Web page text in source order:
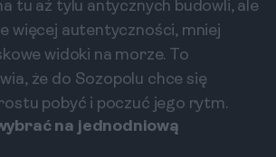
tu aż tylu antycznych budowli, ale
więcej autentyczności, mniej
widoki na morze. To
że do Sozopolu chce się
pobyć i poczuć jego rytm.
na jednodniową